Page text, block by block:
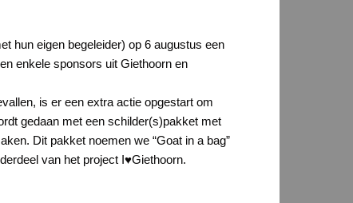
hun eigen begeleider) op 6 augustus een
enkele sponsors uit Giethoorn en
is er een extra actie opgestart om
gedaan met een schilder(s)pakket met
Dit pakket noemen we “Goat in a bag”
van het project I♥Giethoorn.